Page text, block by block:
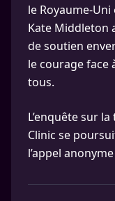
le Royaume-
Kate Middleton
de soutien
le courage face
tous.
L’enquête sur
Clinic se
l’appel